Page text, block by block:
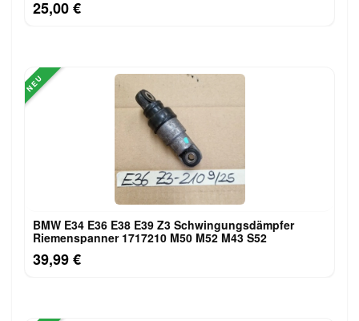
25,00 €
NEU
BMW E34 E36 E38 E39 Z3 Schwingungsdämpfer
Riemenspanner 1717210 M50 M52 M43 S52
39,99 €